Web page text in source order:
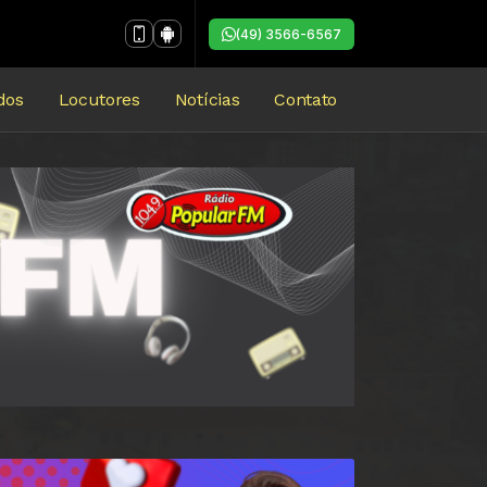
(49) 3566-6567
Locutores Notícias Contato